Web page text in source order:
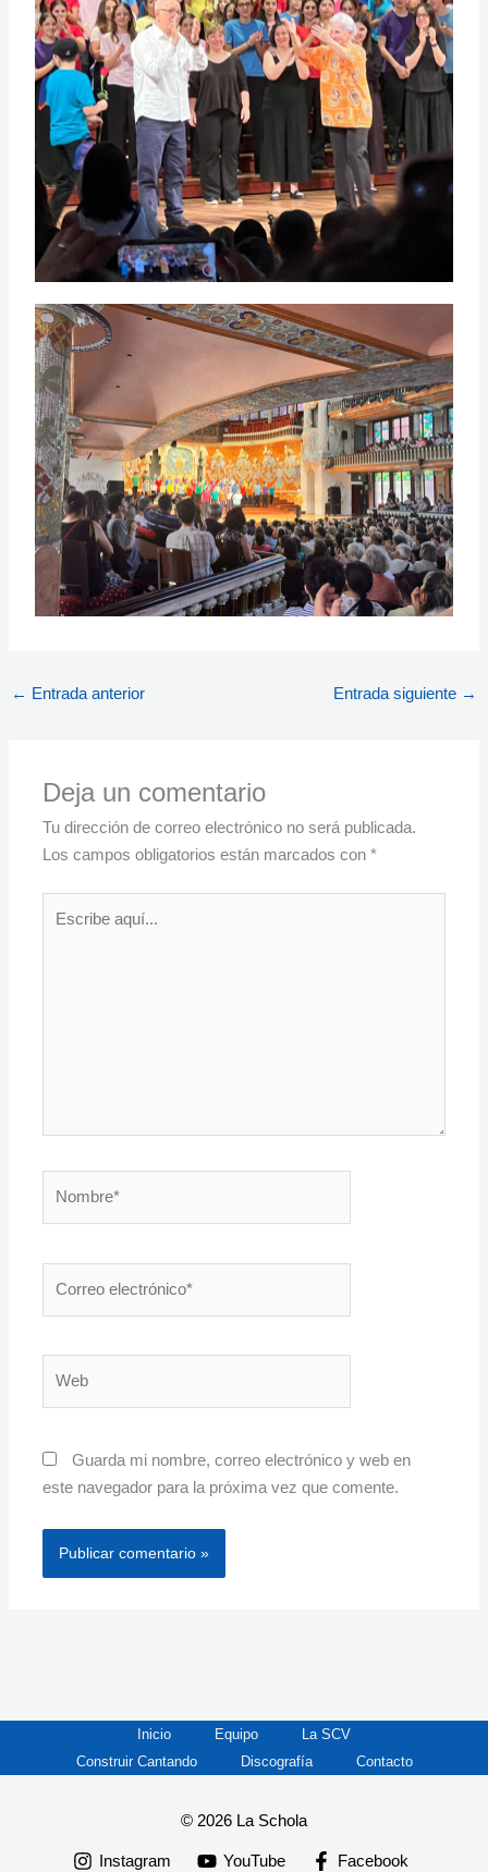
← Entrada anterior Entrada siguiente →
Deja un comentario
Tu dirección de correo electrónico no será publicada.
Los campos obligatorios están marcados con*
Guarda mi nombre, correo electrónico y web en
este navegador para la próxima vez que comente.
Inicio Equipo
La SCV
Construir Cantando
Discografía Contacto
© 2026 La Schola
Instagram YouTube Facebook